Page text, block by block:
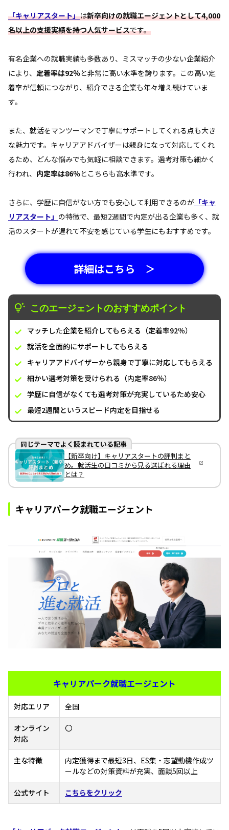
「キャリアスタート」は新卒向けの就職エージェントとして4,000
名以上の支援実績を持つ人気サービスです。
有名企業への就職実績も多数あり、ミスマッチの少ない企業紹介
により、 定着率は92％と非常に高い水準を誇ります。この高い定
着率が信頼につながり、紹介できる企業も年々増え続けていま
す。
また、就活をマンツーマンで丁寧にサポートしてくれる点も大き
な魅力です。キャリアアドバイザーは親身になって対応してくれ
るため、どんな悩みでも気軽に相談できます。選考対策も細かく
行われ、 内定率は86％とこちらも高水準です。
さらに、学歴に自信がない方でも安心して利用できるのが 「キャ
リアスタート」 の特徴で、最短2週間で内定が出る企業も多く、就
活のスタートが遅れて不安を感じている学生にもおすすめです。
詳細はこちら ＞
このエージェントのおすすめポイント
マッチした企業を紹介してもらえる（定着率92％）
就活を全面的にサポートしてもらえる
キャリアアドバイザーから親身で丁寧に対応してもらえる
細かい選考対策を受けられる（内定率86％）
学歴に自信がなくても選考対策が充実しているため安心
最短2週間というスピード内定を目指せる
同じテーマでよく読まれている記事
【新卒向け】キャリアスタートの評判まと
め。就活生の口コミから見る選ばれる理由
とは？
キャリアパーク就職エージェント
キャリアパーク就職エージェント
対応エリア 全国
オンライン
対応
〇
主な特徴
内定獲得まで最短3日、ES集・志望動機作成ツ
ールなどの対策資料が充実、面談5回以上
公式サイト こちらをクリック